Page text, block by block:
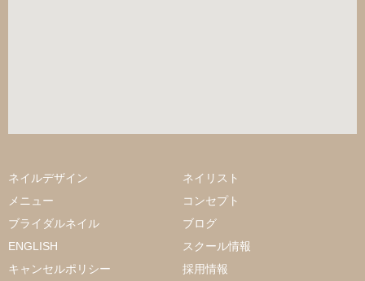
ネイルデザイン
ネイリスト
メニュー
コンセプト
ブライダルネイル
ブログ
ENGLISH
スクール情報
キャンセルポリシー
採用情報